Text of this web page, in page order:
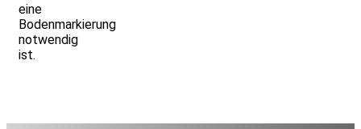
eine
Bodenmarkierung
notwendig
ist.